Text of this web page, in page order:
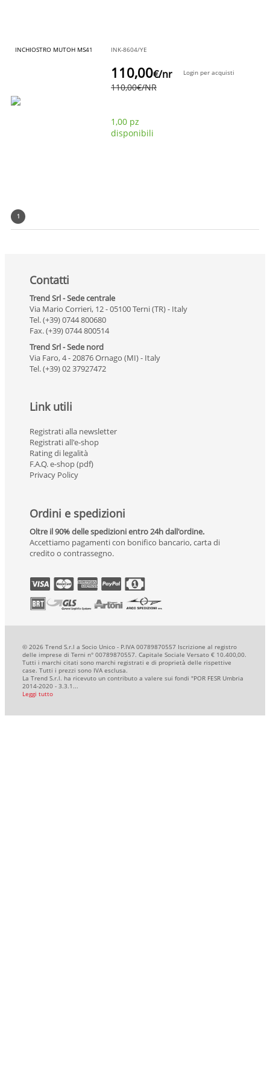
INCHIOSTRO MUTOH MS41 INK-8604/YE
110,00€/NR
110,00€/nr
1,00 pz
disponibili
Login per acquisti
1
Contatti
Trend Srl - Sede centrale
Via Mario Corrieri, 12 - 05100 Terni (TR) - Italy
Tel. (+39) 0744 800680
Fax. (+39) 0744 800514
Trend Srl - Sede nord
Via Faro, 4 - 20876 Ornago (MI) - Italy
Tel. (+39) 02 37927472
Link utili
Registrati alla newsletter
Registrati all'e-shop
Rating di legalità
F.A.Q. e-shop (pdf)
Privacy Policy
Ordini e spedizioni
Oltre il 90% delle spedizioni entro 24h dall'ordine.
Accettiamo pagamenti con bonifico bancario, carta di
credito o contrassegno.
© 2026 Trend S.r.l a Socio Unico - P.IVA 00789870557 Iscrizione al registro
delle imprese di Terni n° 00789870557. Capitale Sociale Versato € 10.400,00.
Tutti i marchi citati sono marchi registrati e di proprietà delle rispettive
case. Tutti i prezzi sono IVA esclusa.
La Trend S.r.l. ha ricevuto un contributo a valere sui fondi "POR FESR Umbria
2014-2020 - 3.3.1...
Leggi tutto